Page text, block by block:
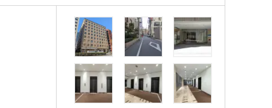
千葉のクリニックを探す
名古屋のクリニックを探す
ツ
ベンチャー・フォーラム